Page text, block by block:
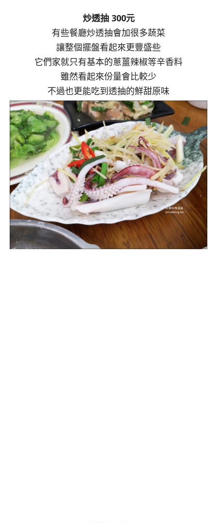
炒透抽 300元
有些餐廳炒透抽會加很多蔬菜
讓整個擺盤看起來更豐盛些
它們家就只有基本的蔥薑辣椒等辛香料
雖然看起來份量會比較少
不過也更能吃到透抽的鮮甜原味